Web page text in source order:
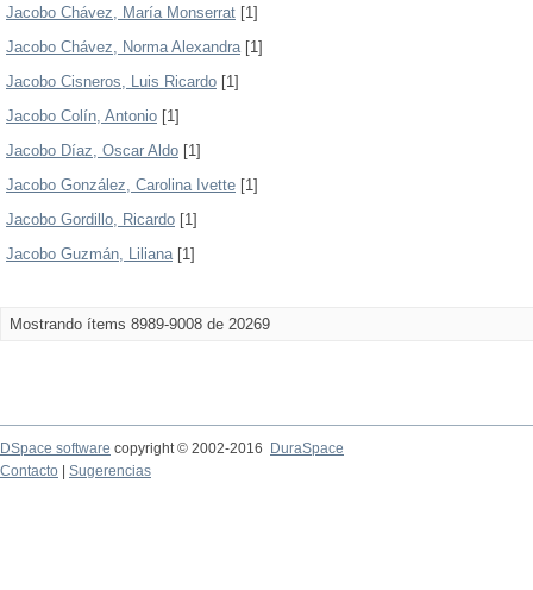
Jacobo Chávez, María Monserrat [1]
Jacobo Chávez, Norma Alexandra[1]
Jacobo Cisneros, Luis Ricardo [1]
Jacobo Colín, Antonio [1]
Jacobo Díaz, Oscar Aldo [1]
Jacobo González, Carolina Ivette [1]
Jacobo Gordillo, Ricardo [1]
Jacobo Guzmán, Liliana[1]
Mostrando ítems 8989-9008 de 20269
DSpace software copyright © 2002-2016
DuraSpace
Contacto
Sugerencias